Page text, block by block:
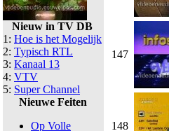
Nieuw in TV DB
1: Hoe is het Mogelijk
2: Typisch RTL
3: Kanaal 13
4: VTV
5: Super Channel
Nieuwe Feiten
Op Volle
147
148